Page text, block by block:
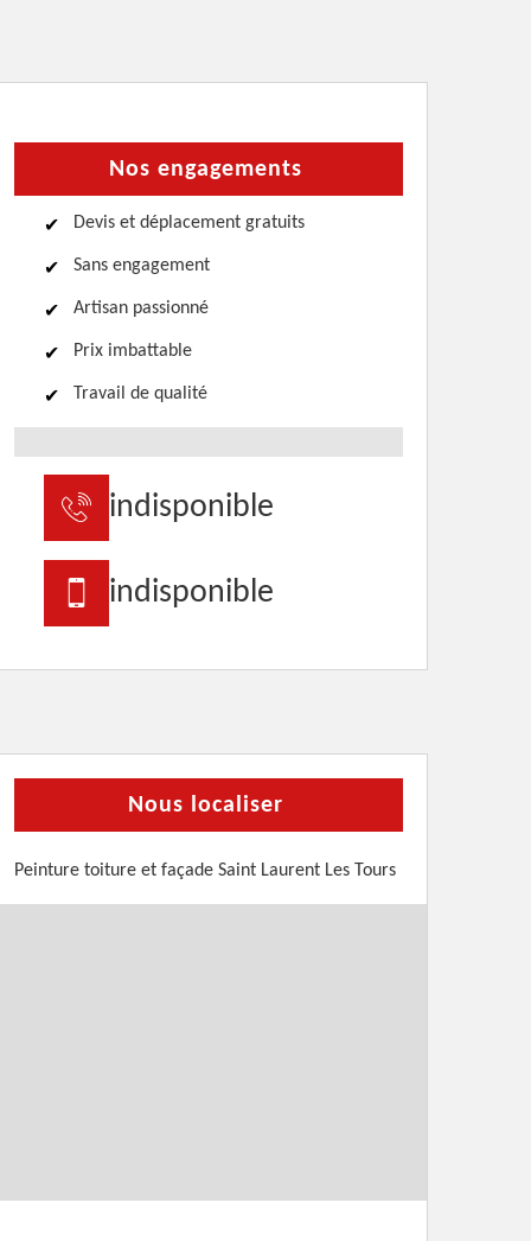
Nos engagements
Devis et déplacement gratuits
Sans engagement
Artisan passionné
Prix imbattable
Travail de qualité
indisponible
indisponible
Nous localiser
Peinture toiture et façade Saint Laurent Les Tours